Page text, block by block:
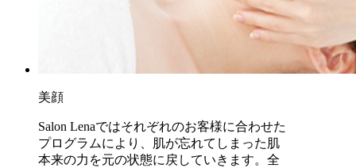
美顔
Salon Lenaではそれぞれのお客様に合わせた
プログラムにより、肌が忘れてしまった肌
本来の力を元の状態に戻していきます。全